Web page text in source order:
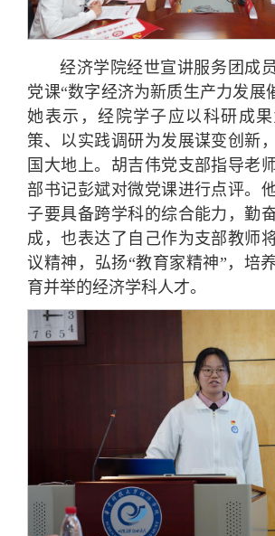
经济学院经世宣讲服务团成
党课“数字经济为新质生产力发展催
她表示，经院学子应以科研成
策、以实践调研为发展谋变创新
国大地上。胡吉伟党支部指导老
部书记彭斌对微党课进行点评。
子要具备跨学科的综合能力，勤
成，也表达了自己作为支部教师
议精神，弘扬“教育家精神”，培
育并举的经济学科人才。